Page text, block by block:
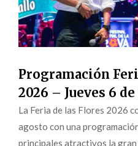
Programación
2026 – Jueves 6
La Feria de las Flores 2026
agosto con una
principales atractivos la